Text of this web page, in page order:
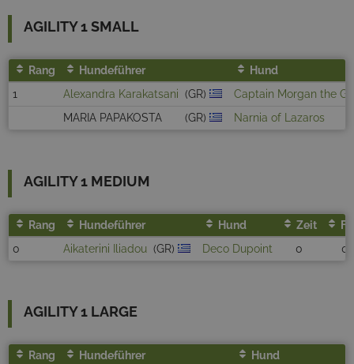
AGILITY 1 SMALL
Rang Hundeführer
Hund
1
Alexandra Karakatsani (GR)
Captain Morgan the
MARIA PAPAKOSTA
(GR) Narnia of Lazaros
AGILITY 1 MEDIUM
Rang Hundeführer Hund Zeit
0
Aikaterini Iliadou (GR) Deco Dupoint 0 0
AGILITY 1 LARGE
Rang Hundeführer
Hund